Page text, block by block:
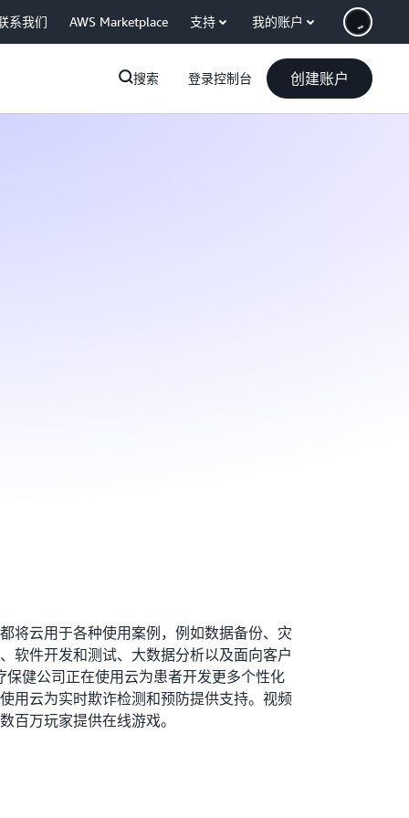
系我们 AWS Marketplace 支持 我的账户
搜索 登录控制台 创建账户
将云用于各种使用案例，例如数据备份、灾
软件开发和测试、大数据分析以及面向客户
保健公司正在使用云为患者开发更多个性化
用云为实时欺诈检测和预防提供支持。视频
百万玩家提供在线游戏。